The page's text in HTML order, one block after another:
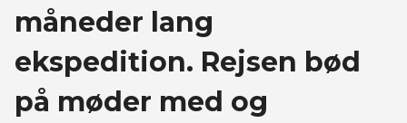
måneder lang
ekspedition. Rejsen bød
på møder med og